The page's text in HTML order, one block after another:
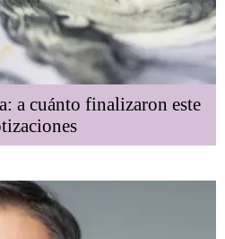
a cuánto finalizaron este